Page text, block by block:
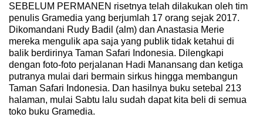
SEBELUM PERMANEN risetnya telah dilakukan oleh tim
penulis Gramedia yang berjumlah 17 orang sejak 2017.
Dikomandani Rudy Badil (alm) dan Anastasia Merie
mereka mengulik apa saja yang publik tidak ketahui di
balik berdirinya Taman Safari Indonesia. Dilengkapi
dengan foto-foto perjalanan Hadi Manansang dan ketiga
putranya mulai dari bermain sirkus hingga membangun
Taman Safari Indonesia. Dan hasilnya buku setebal 213
halaman, mulai Sabtu lalu sudah dapat kita beli di semua
toko buku Gramedia.